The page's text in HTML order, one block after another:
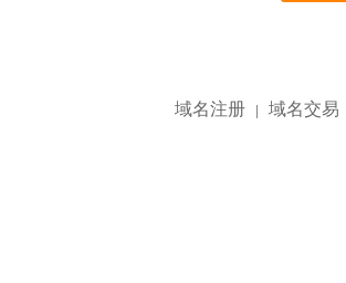
域名注册 | 域名交易